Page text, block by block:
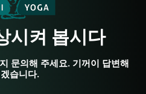
시켜 봅시다
문의해 주세요. 기꺼이 답변해
습니다.